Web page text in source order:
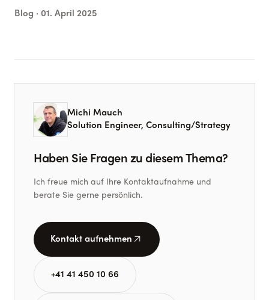
Blog · 01. April 2025
Michi Mauch
Solution Engineer, Consulting/Strategy
Haben Sie Fragen zu diesem Thema?
Ich freue mich auf Ihre Kontaktaufnahme und
berate Sie gerne persönlich.
Kontakt aufnehmen arrow_outward
+41 41 450 10 66